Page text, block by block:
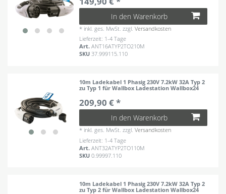
In den Warenkorb
* inkl. ges. MwSt. zzgl.Versandkosten
Lieferzeit: 1-4 Tage
Art.ANT16ATYP2TO210M
SKU37.999115.110
10m Ladekabel 1 Phasig 230V 7.2kW 32A Typ 2
zu Typ 1 für Wallbox Ladestation Wallbox24
209,90 € *
In den Warenkorb
* inkl. ges. MwSt. zzgl.Versandkosten
Lieferzeit: 1-4 Tage
Art.ANT32ATYP2TO110M
SKU0.99997.110
10m Ladekabel 1 Phasig 230V 7.2kW 32A Typ 2
zu Typ 2 für Wallbox Ladestation Wallbox24